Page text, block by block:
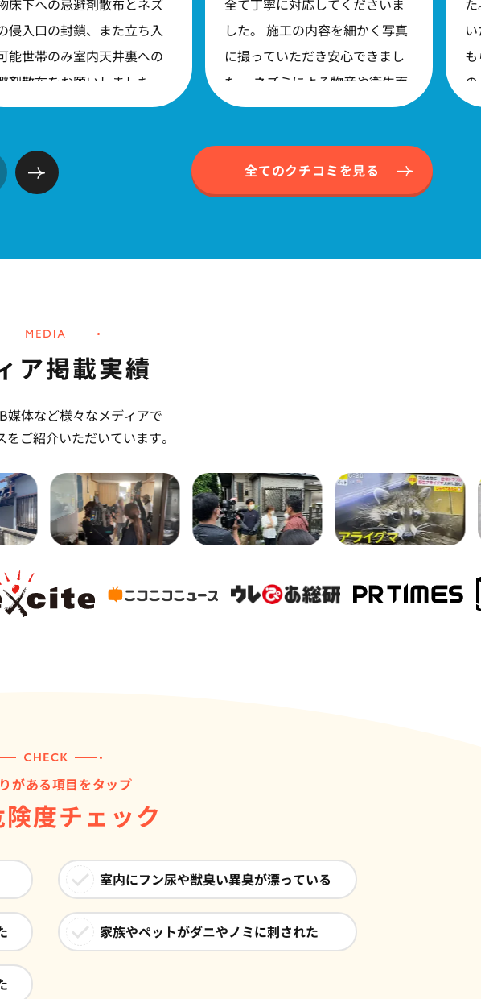
床下への忌避剤散布とネズ
侵入口の封鎖、また立ち入
能世帯のみ室内天井裏への
剤散布をお願いしました。
施工は立ち入り可能世帯が
すが、それでもネズミの足音
タリと聞こえなくなりまし
ほど高い。一番安いのは市
置してもあまり効果が見られ
なかったので、費用はかか
して良かったと思います。
全て丁寧に対応してくださいま
した。 施工の内容を細かく写真
に撮っていただき安心できまし
た。 ネズミによる物音や衛生面
などへのストレスがなくなり大
全てのクチコミを見る
ア掲載実績
媒体など様々なメディアで
をご紹介いただいています。
がある項目をタップ
度チェック
室内にフン尿や獣臭い異臭が漂っている
家族やペットがダニやノミに刺された